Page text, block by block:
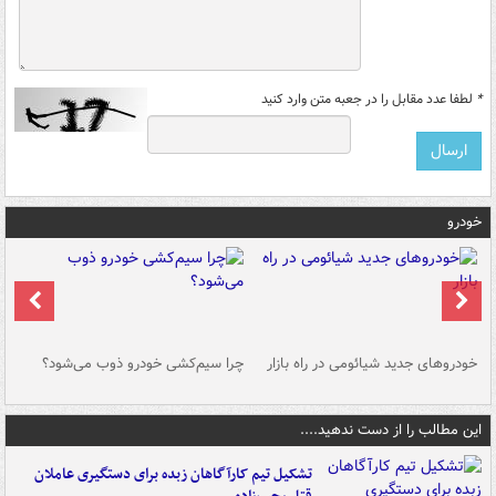
* لطفا عدد مقابل را در جعبه متن وارد کنید
خودرو
خودروهای جدید شیائومی در راه بازار چرا سیم‌کشی خودرو ذوب می‌شود؟
این مطالب را از دست ندهید....
تشکیل تیم کارآگاهان زبده برای دستگیری عاملان